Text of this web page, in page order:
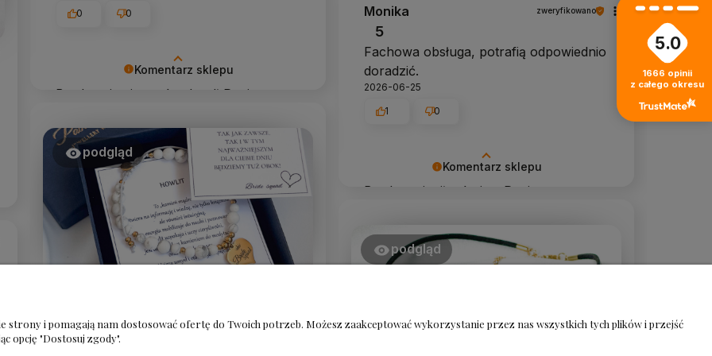
zapraszam ponownie 😍
Komentarz sklepu
Bardzo się cieszę że skradł Pani serce,
0 0
Komentarz sklepu
Bardzo mi miło, że jest Pani
Monika zweryfikowano
5
Fachowa obsługa, potrafią odpowiednio
doradzić.
2026-06-25
1 0
podgląd
Przepięknie wykonana bransoletka.
Szybka wysyłka. Przyszła Panna Młoda
podgląd
5.0
1666 opinii
z całego okresu
strony i pomagają nam dostosować ofertę do Twoich potrzeb. Możesz zaakceptować wykorzystanie przez nas wszystkich tych plików i przejść
opcję "Dostosuj zgody".